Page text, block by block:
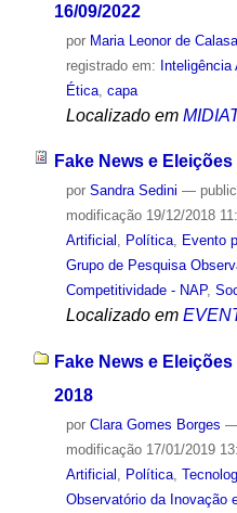
16/09/2022
por Maria Leonor de
registrado em: Inteligência
Ética, capa
Localizado em
Fake News e Eleições
por Sandra Sedini —
modificação19/12/2018
Artificial , Política, Evento
Grupo de Pesquisa
Competitividade - NAP,
Localizado em
Fake News e
2018
por Clara Gomes Borges
modificação17/01/2019
Artificial , Política,
Observatório da Inovação